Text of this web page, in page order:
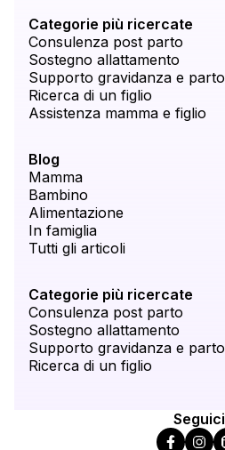
Categorie più ricercate
Consulenza post parto
Sostegno allattamento
Supporto gravidanza e parto
Ricerca di un figlio
Assistenza mamma e figlio
Blog
Mamma
Bambino
Alimentazione
In famiglia
Tutti gli articoli
Categorie più ricercate
Consulenza post parto
Sostegno allattamento
Supporto gravidanza e parto
Ricerca di un figlio
Seguici